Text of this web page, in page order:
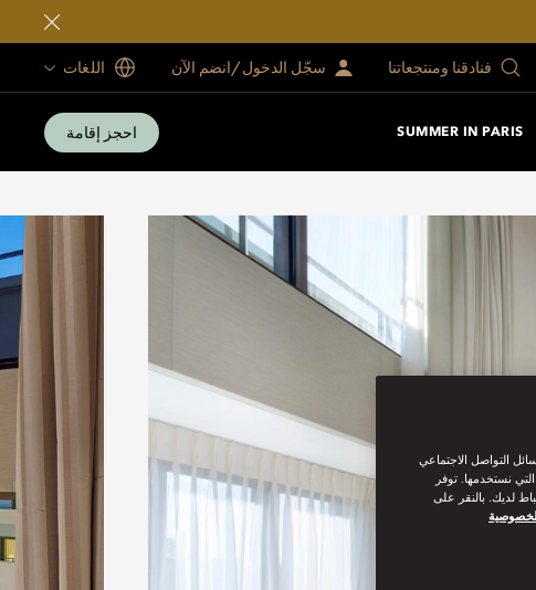
فنادقنا ومنتجعاتنا سجّل الدخول/انضم الآن اللغات
SUMMER IN PARIS احجز إقامة
التواصل الاجتماعي
نستخدمها. توفر
لديك. بالنقر على